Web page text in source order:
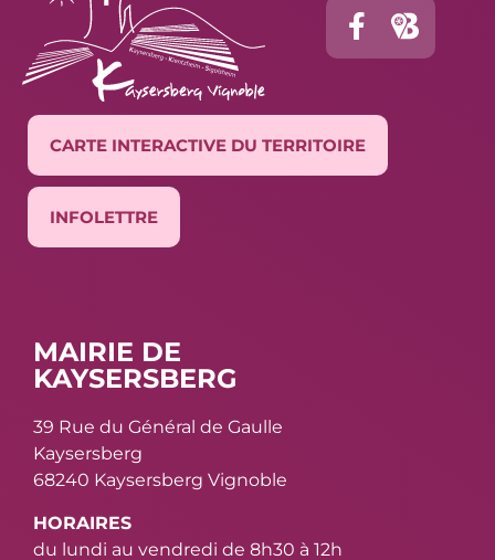
CARTE INTERACTIVE DU TERRITOIRE
INFOLETTRE
MAIRIE DE
KAYSERSBERG
39 Rue du Général de Gaulle
Kaysersberg
68240 Kaysersberg Vignoble
HORAIRES
du lundi au vendredi de 8h30 à 12h